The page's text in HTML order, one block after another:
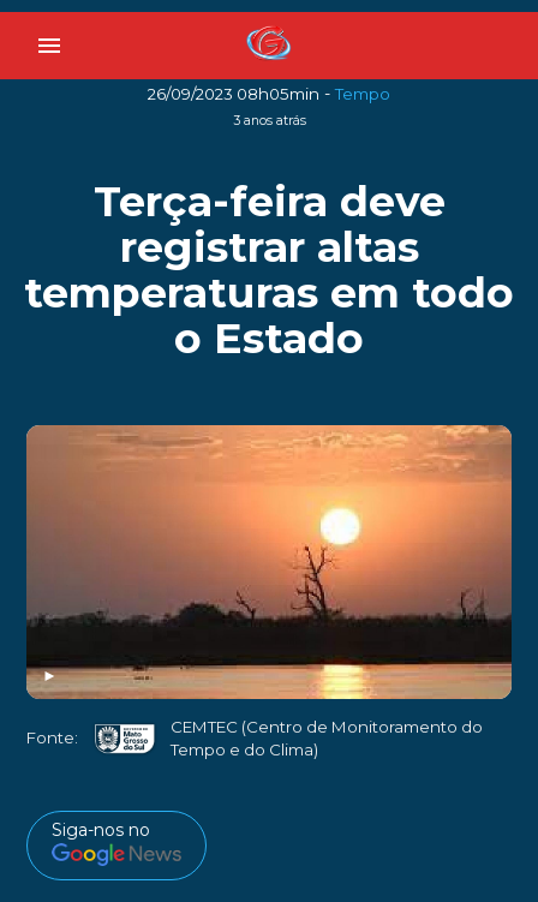
menu
26/09/2023 08h05min -Tempo
3 anos atrás
Terça-feira deve
registrar altas
temperaturas em todo
o Estado
►
Fonte:
CEMTEC (Centro de Monitoramento do
Tempo e do Clima)
Siga-nos no